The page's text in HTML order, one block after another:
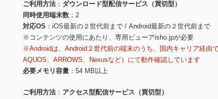
ご利用方法
ダウンロード型配信サービス（買切型）
同時使用端末数
2
対応OS
iOS最新の２世代前まで / Android最新の２世代前まで
※コンテンツの使用にあたり、専用ビューアisho.jpが必要
※Androidは、Android２世代前の端末のうち、国内キャリア経由
AQUOS、ARROWS、Nexusなど）にて動作確認しています
必要メモリ容量
54 MB以上
ご利用方法
アクセス型配信サービス（買切型）